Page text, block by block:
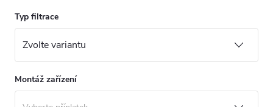
Typ filtrace
Montáž zařízení